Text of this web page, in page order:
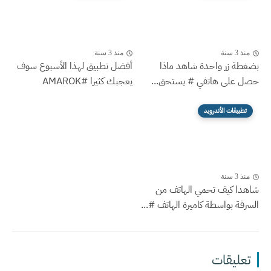
منذ 3 سنة
بضغطة زر واحدة شاهد ماذا
حصل على هاتفي # يستحق...
منذ 3 سنة
أفضل تطبيق لهذا الأسبوع سوف
يعجبك كثيرا #AMAROK
تطبيقات الأندرويد
منذ 3 سنة
شاهدا كيف تحمي الهاتف من
السرقة بواسطة كاميرة الهاتف #...
تعليقات